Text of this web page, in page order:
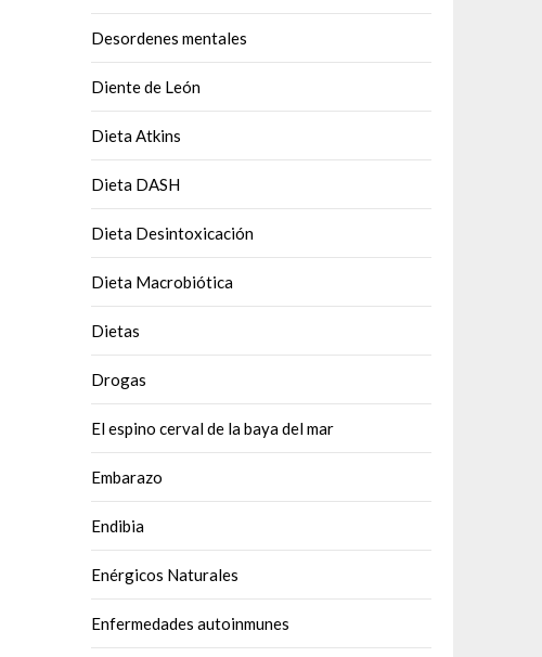
Desordenes mentales
Diente de León
Dieta Atkins
Dieta DASH
Dieta Desintoxicación
Dieta Macrobiótica
Dietas
Drogas
El espino cerval de la baya del mar
Embarazo
Endibia
Enérgicos Naturales
Enfermedades autoinmunes